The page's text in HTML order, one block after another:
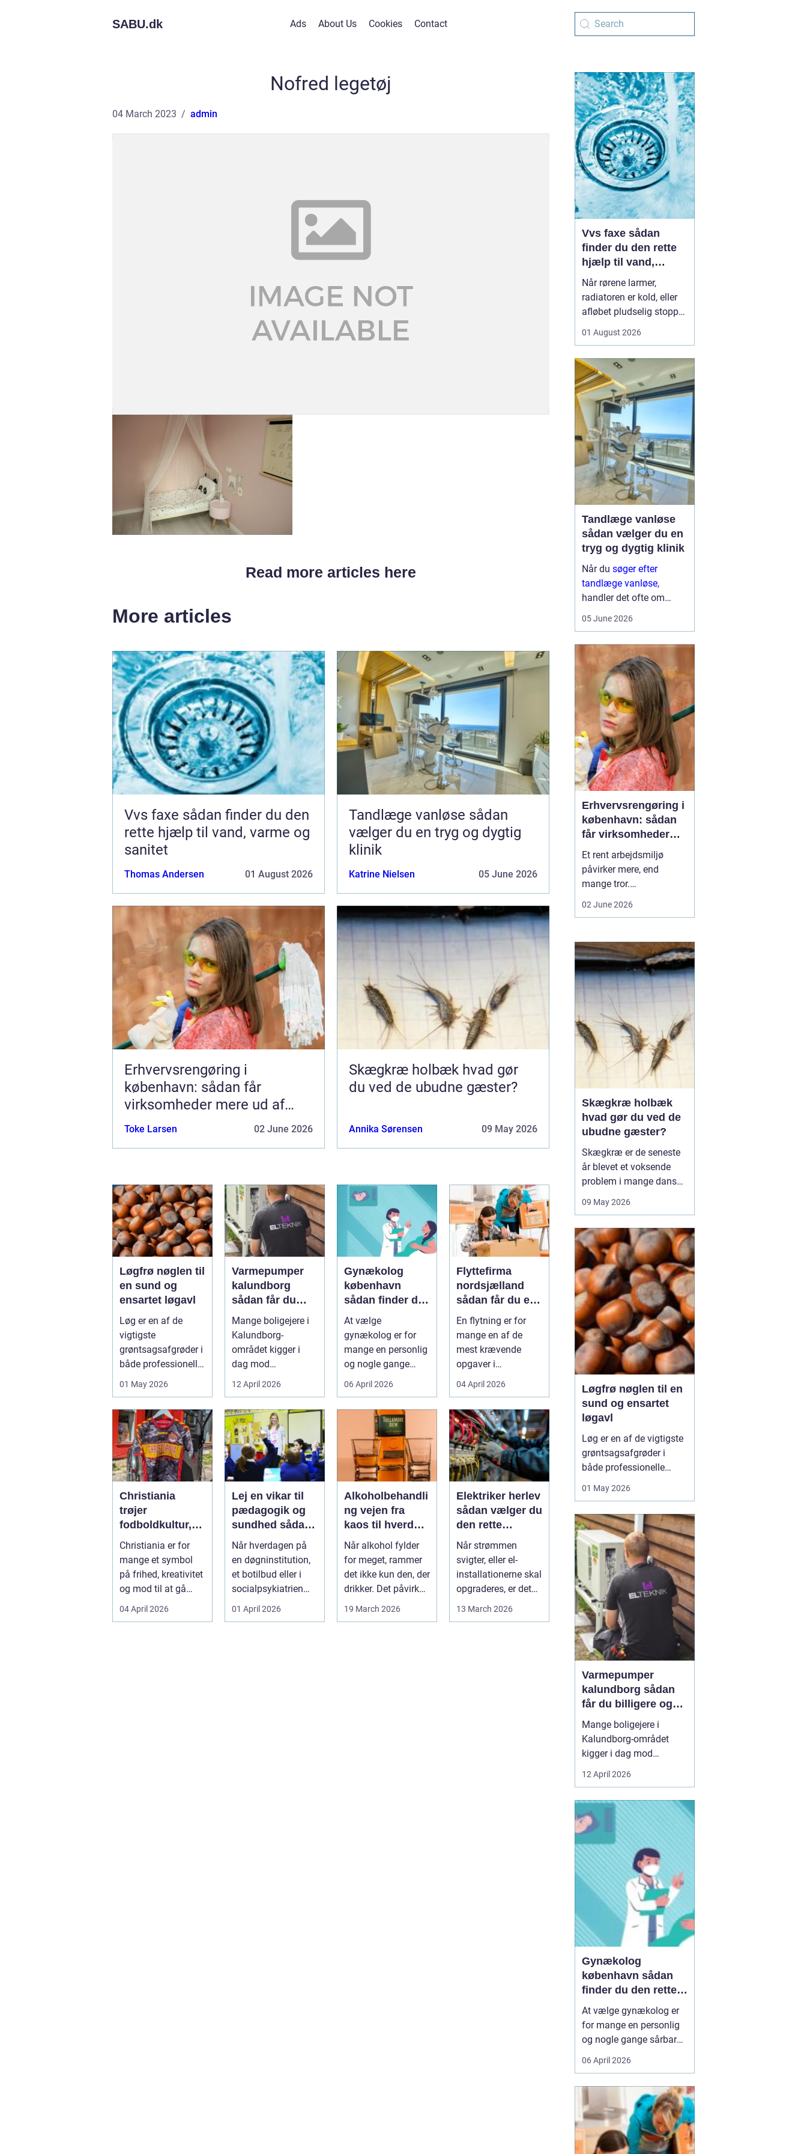
SABU.dk Ads About Us Cookies Contact
Nofred legetøj
04 March 2023 admin
Read more articles here
More articles
Vvs faxe sådan finder du den
rette hjælp til vand, varme og
sanitet
Thomas Andersen 01 August 2026
Tandlæge vanløse sådan
vælger du en tryg og dygtig
klinik
Katrine Nielsen 05 June 2026
Erhvervsrengøring i
københavn: sådan får
virksomheder mere ud af
hverdagen
Toke Larsen 02 June 2026
Skægkræ holbæk hvad gør
du ved de ubudne gæster?
Annika Sørensen 09 May 2026
Løgfrø nøglen til
en sund og
ensartet løgavl
Løg er en af de
vigtigste
grøntsagsafgrøder i
både professionelle
større
landbrugspro...
01 May 2026
Varmepumper
kalundborg
sådan får du
billigere og
mere
bæredygtig
varme
Mange boligejere i
Kalundborg-
området kigger i
dag mod
varmepumper som
en vej til lavere
varmeregnin...
12 April 2026
Gynækolog
københavn
sådan finder du
den rette
specialist
At vælge
gynækolog er for
mange en personlig
og nogle gange
sårbar beslutning.
Man skal både føle
si...
06 April 2026
Flyttefirma
nordsjælland
sådan får du en
tryg og effektiv
flytning
En flytning er for
mange en af de
mest krævende
opgaver i
hverdagen. Der er
meget at holde styr
på, ...
04 April 2026
Christiania
trøjer
fodboldkultur,
frihed og fanstil
Christiania er for
mange et symbol
på frihed, kreativitet
og mod til at gå
egne veje. Den
samme ånd ...
04 April 2026
Lej en vikar til
pædagogik og
sundhed sådan
får du den rette
hjælp
Når hverdagen på
en døgninstitution,
et botilbud eller i
socialpsykiatrien
pludselig ændrer
sig, kan...
01 April 2026
Alkoholbehandli
ng vejen fra
kaos til hverdag
med ro
Når alkohol fylder
for meget, rammer
det ikke kun den, der
drikker. Det påvirker
også familie, arbej...
19 March 2026
Elektriker herlev
sådan vælger du
den rette
fagmand til dine
el-opgaver
Når strømmen
svigter, eller el-
installationerne skal
opgraderes, er det
afgørende at have
13 March 2026
Vvs faxe sådan
finder du den rette
hjælp til vand,
varme og sanitet
Når rørene larmer,
radiatoren er kold, eller
afløbet pludselig stopper
hvor vigtig en
er i hverdagen. I Faxe og
omegn spiller de lokale
VVS-installatører en
central rolle for både
boligejere og virks...
01 August 2026
Tandlæge vanløse
sådan vælger du en
tryg og dygtig klinik
Når du søger efter
tandlæge vanløse,
handler det ofte om
du kan føle dig tryg, blive
taget alvorligt og få
grundig behandling ...
05 June 2026
Erhvervsrengøring i
københavn: sådan
får virksomheder
mere ud af
hverdagen
Et rent arbejdsmiljø
påvirker mere, end
mange tror.
virksomhedens
omdømme hænger tæt
sammen med, hvordan
kontorer, fællesarealer
og ejendomme bliver
holdt. Når vi taler om
erhvervsrengøring købe...
02 June 2026
Skægkræ holbæk
hvad gør du ved de
ubudne gæster?
Skægkræ er de seneste
år blevet et voksende
problem i mange danske
undtagelse. De små,
dukker ofte op i nye
boliger, renoverede
lejligheder og
parcelhuse, hvor de
langsomt breder sig fra
rum til rum. Mang...
09 May 2026
Løgfrø nøglen til en
sund og ensartet
løgavl
Løg er en af de vigtigste
grøntsagsafgrøder i
både professionelle
landbrugsproduktioner.
starter med kvaliteten af
Løgfrø, og små forskelle
i frøets sundhed,
sortsege...
01 May 2026
Varmepumper
kalundborg sådan
får du billigere og
mere bæredygtig
varme
Mange boligejere i
Kalundborg-området
kigger i dag mod
varmepumper som en
vej til lavere
behageligt indeklima.
Priserne på energi
svinger, kravene til CO2-
reduktion stiger, og
gamle elradiatorer, olie-
og pillefyr bliver både ...
12 April 2026
Gynækolog
københavn sådan
finder du den rette
specialist
At vælge gynækolog er
for mange en personlig
og nogle gange sårbar
beslutning. Man skal
både føle sig tryg, hørt
storby som København
kan det være svært at
danne sig overblik over
de mange muligheder,
06 April 2026